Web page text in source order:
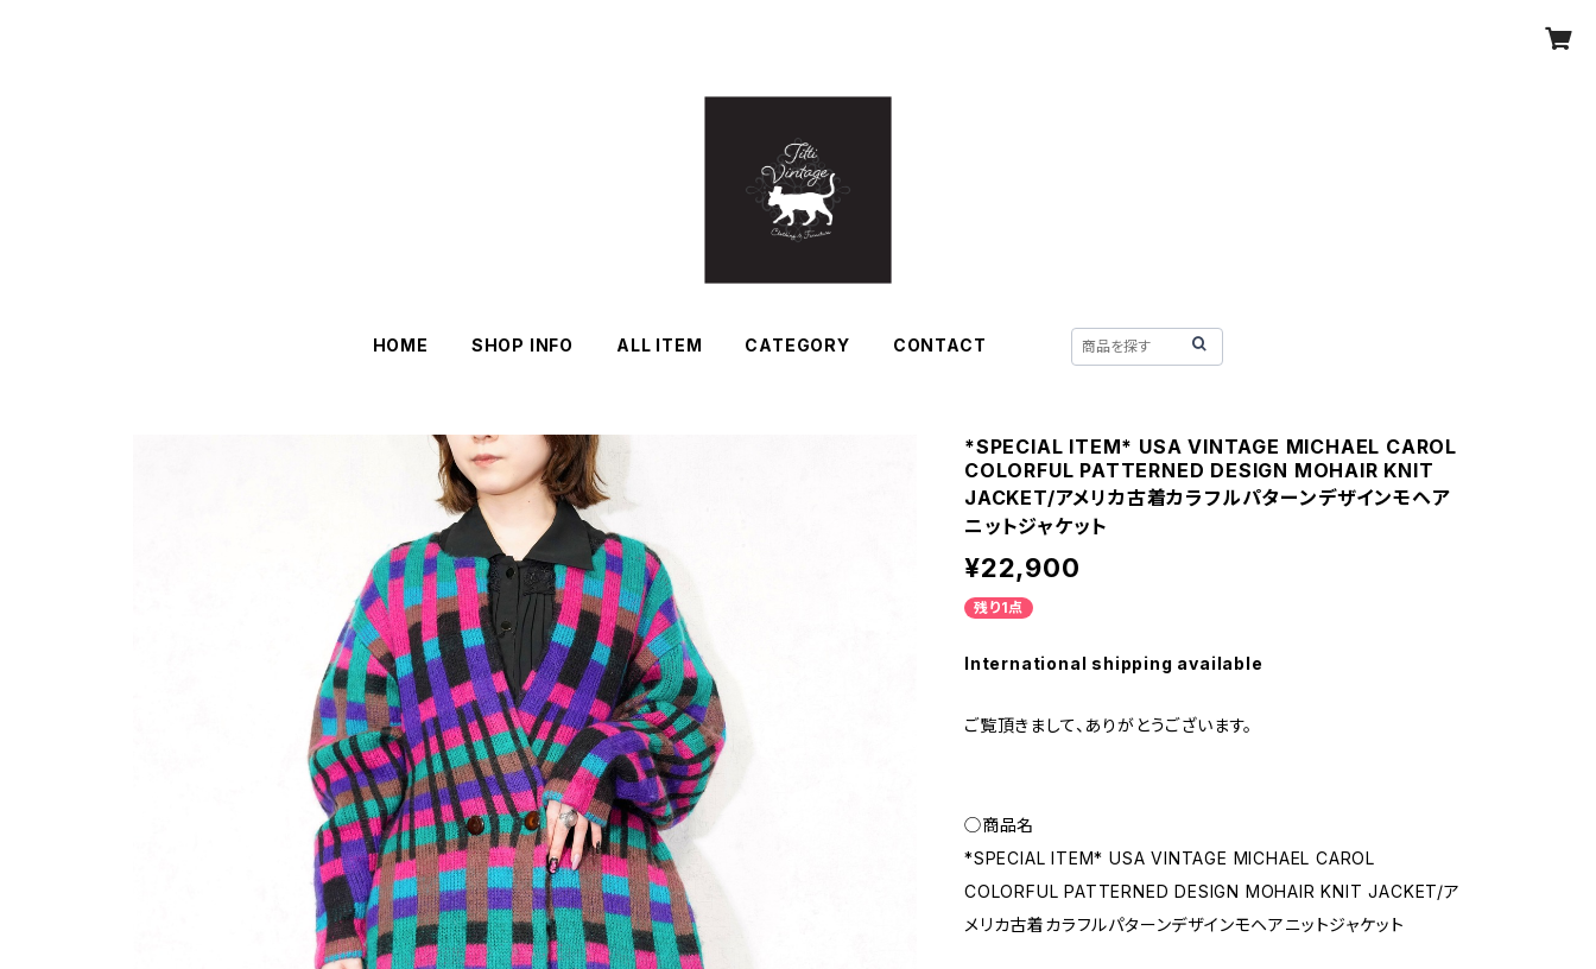
HOME SHOP INFO ALL ITEM CATEGORY CONTACT
*SPECIAL ITEM* USA VINTAGE MICHAEL CAROL
COLORFUL PATTERNED DESIGN MOHAIR KNIT
JACKET/アメリカ古着カラフルパターンデザインモヘア
ニットジャケット
¥22,900
残り1点
International shipping available
ご覧頂きまして、ありがとうございます。
◯商品名
*SPECIAL ITEM* USA VINTAGE MICHAEL CAROL
COLORFUL PATTERNED DESIGN MOHAIR KNIT JACKET/ア
メリカ古着カラフルパターンデザインモヘアニットジャケット